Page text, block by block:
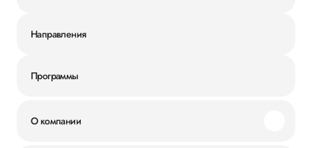
Направления
Программы
О компании